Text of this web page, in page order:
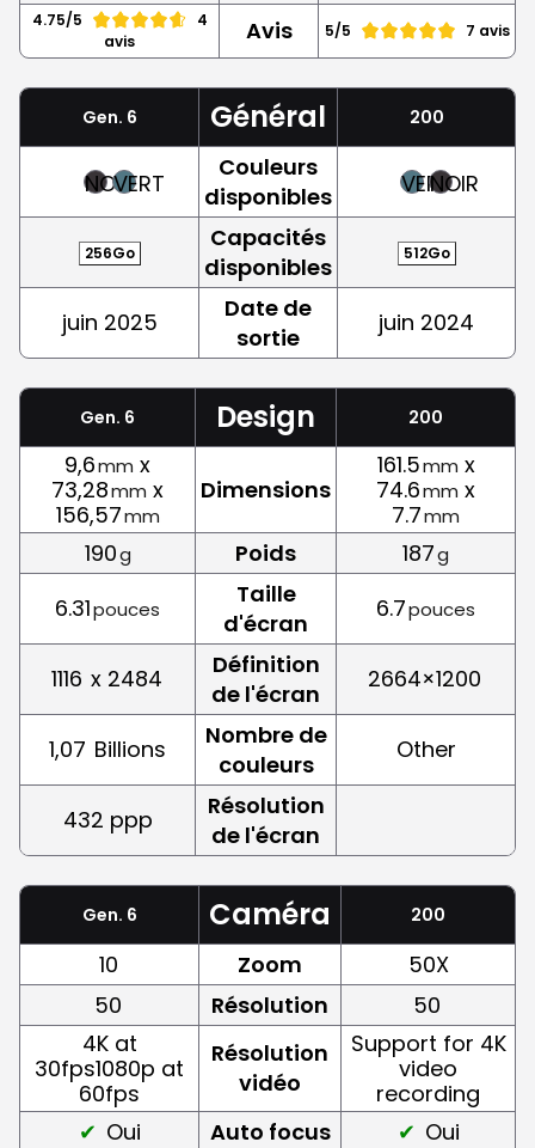
4.75/5
4
avis
Avis 5/5 7 avis
Gen. 6 Général 200
NOIRVERT
Couleurs
disponibles
VERTNOIR
256Go
Capacités
disponibles
512Go
juin 2025
Date de
sortie
juin 2024
Gen. 6 Design 200
9,6mm x
73,28mm x
156,57mm
Dimensions
161.5mm x
74.6mm x
7.7mm
190g Poids 187g
6.31pouces
Taille
d'écran
6.7pouces
1116 x 2484
Définition
de l'écran
2664×1200
1,07 Billions
Nombre de
couleurs
Other
432 ppp
Résolution
de l'écran
Gen. 6 Caméra 200
10 Zoom
50X
50
Résolution
50
4K at
30fps1080p at
60fps
Résolution
vidéo
Support for 4K
video
recording
Oui
Auto focus
Oui